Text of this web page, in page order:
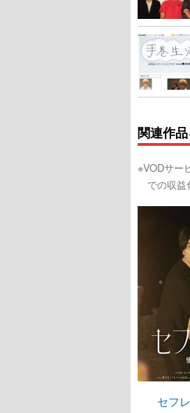
関連作
※VODサー
での収益
セフ